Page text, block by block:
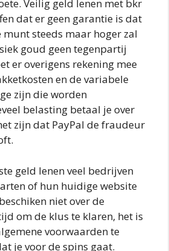
Veilig geld lenen met bkr
dat er geen garantie is dat
munt steeds maar hoger zal
goud geen tegenpartij
er overigens rekening mee
en de variabele
zijn die worden
belasting betaal je over
zijn dat PayPal de fraudeur
geld lenen veel bedrijven
of hun huidige website
niet over de
om de klus te klaren, het is
voorwaarden te
je voor de spins gaat.